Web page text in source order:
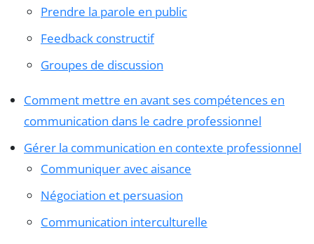
Prendre la parole en public
Feedback constructif
Groupes de discussion
Comment mettre en avant ses compétences en
communication dans le cadre professionnel
Gérer la communication en contexte professionnel
Communiquer avec aisance
Négociation et persuasion
Communication interculturelle